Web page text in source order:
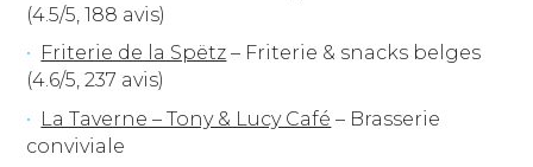
(4.5/5, 188 avis)
Friterie de la Spëtz – Friterie & snacks belges
(4.6/5, 237 avis)
La Taverne – Tony & Lucy Café – Brasserie
conviviale